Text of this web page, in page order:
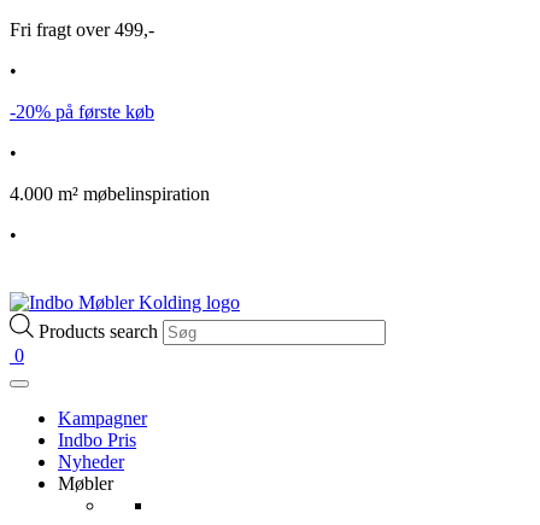
Fri fragt over 499,-
•
-20% på første køb
•
4.000 m² møbelinspiration
•
Products search
0
Kampagner
Indbo Pris
Nyheder
Møbler